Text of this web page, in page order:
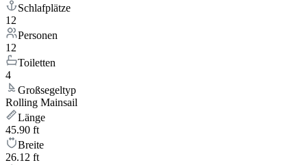
Schlafplätze
12
Personen
12
Toiletten
4
Großsegeltyp
Rolling Mainsail
Länge
45.90 ft
Breite
26.12 ft